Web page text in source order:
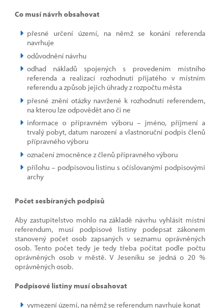
Co musí návrh obsahovat
přesné určení území, na němž se konání referenda
navrhuje
odůvodnění návrhu
odhad nákladů spojených s provedením místního
referenda a realizací rozhodnutí přijatého v místním
referendu a způsob jejich úhrady z rozpočtu města
přesné znění otázky navržené k rozhodnutí referendem,
na kterou lze odpovědět ano či ne
informace o přípravném výboru – jméno, příjmení a
trvalý pobyt, datum narození a vlastnoruční podpis členů
přípravného výboru
označení zmocněnce z členů přípravného výboru
přílohu – podpisovou listinu s očíslovanými podpisovými
archy
Počet sesbíraných podpisů
Aby zastupitelstvo mohlo na základě návrhu vyhlásit místní
referendum, musí podpisové listiny podepsat zákonem
stanovený počet osob zapsaných v seznamu oprávněných
osob. Tento počet tedy je tedy třeba počítat podle počtu
oprávněných osob v městě. V Jeseníku se jedná o 20 %
oprávněných osob.
Podpisové listiny musí obsahovat
vymezení území, na němž se referendum navrhuje konat